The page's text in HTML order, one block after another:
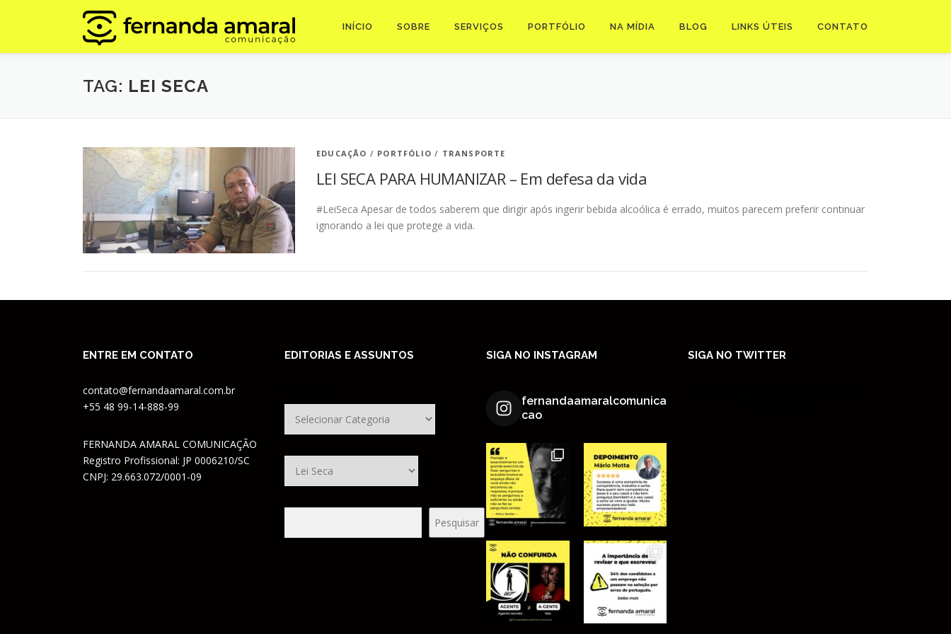
conteúdo
INÍCIO SOBRE SERVIÇOS PORTFÓLIO NA MÍDIA BLOG LINKS ÚTEIS CONTATO
TAG: LEI SECA
EDUCAÇÃO / PORTFÓLIO / TRANSPORTE
LEI SECA PARA HUMANIZAR – Em defesa da vida
#LeiSeca Apesar de todos saberem que dirigir após ingerir bebida alcoólica é errado, muitos parecem preferir continuar
ignorando a lei que protege a vida.
ENTRE EM CONTATO
contato@fernandaamaral.com.br
+55 48 99-14-888-99
FERNANDA AMARAL COMUNICAÇÃO
Registro Profissional: JP 0006210/SC
CNPJ: 29.663.072/0001-09
EDITORIAS E ASSUNTOS
Pesquisar
SIGA NO INSTAGRAM
fernandaamaralcomunica
cao
SIGA NO TWITTER